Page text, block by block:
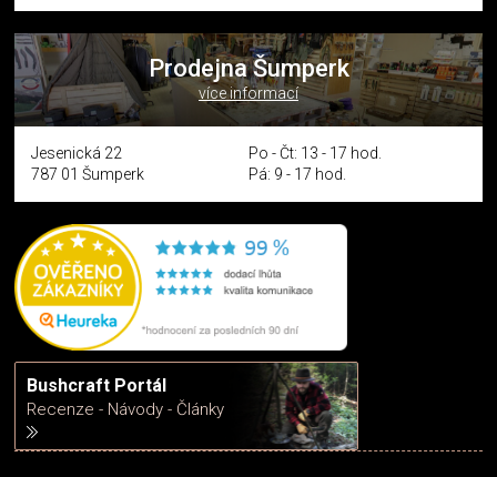
Prodejna Šumperk
více informací
Jesenická 22
787 01 Šumperk
Po - Čt: 13 - 17 hod.
Pá: 9 - 17 hod.
Bushcraft Portál
Recenze - Návody - Články